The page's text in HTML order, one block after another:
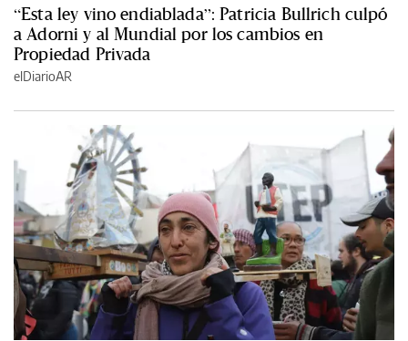
“Esta ley vino endiablada”: Patricia Bullrich culpó
a Adorni y al Mundial por los cambios en
Propiedad Privada
elDiarioAR